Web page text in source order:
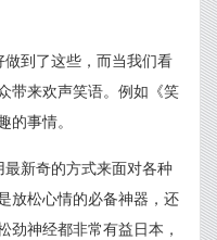
到了这些，而当我们看
带来欢声笑语。例如《笑
事情。
新奇的方式来面对各种
放松心情的必备神器，还
劲神经都非常有益日本，